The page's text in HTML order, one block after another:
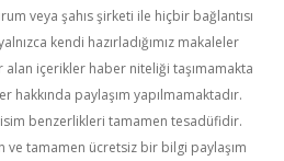
veya şahıs şirketi ile hiçbir bağlantısı
kendi hazırladığımız makaleler
alan içerikler haber niteliği taşımamakta
hakkında paylaşım yapılmamaktadır.
benzerlikleri tamamen tesadüfidir.
ve tamamen ücretsiz bir bilgi paylaşım